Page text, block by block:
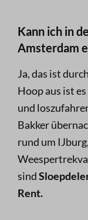
Kann ich in
Amsterdam
Ja, das ist
Hoop aus ist
und
Bakker
rund um
sind
Rent.